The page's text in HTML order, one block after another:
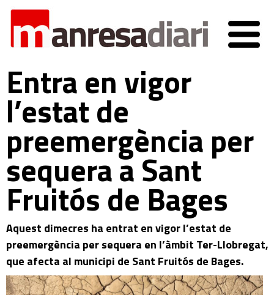
Entra en vigor
l’estat de
preemergència per
sequera a Sant
Fruitós de Bages
Aquest dimecres ha entrat en vigor l’estat de
preemergència per sequera en l’àmbit Ter-Llobregat,
que afecta al municipi de Sant Fruitós de Bages.